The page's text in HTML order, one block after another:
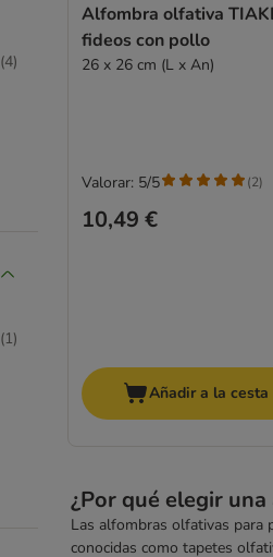
(4)
(1)
Alfombra olfativa TIAKI
fideos con pollo
26 x 26 cm (L x An)
10,49 €
Valorar: 5/5 (2)
Añadir a la cesta
¿Por qué elegir
Las alfombras olfativas para
conocidas como tapetes